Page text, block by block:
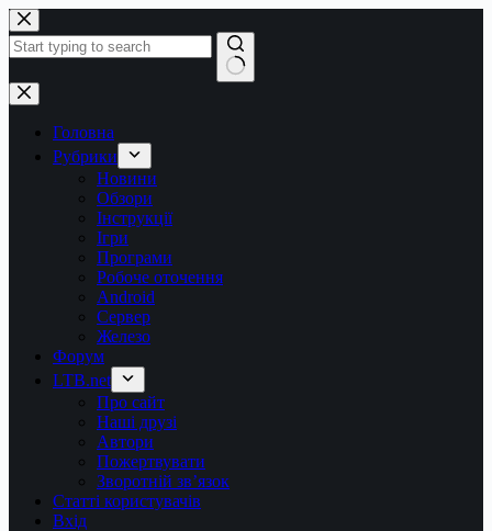
Перейти
до
вмісту
Немає
результатів
Головна
Рубрики
Новини
Обзори
Інструкції
Ігри
Програми
Робоче оточення
Android
Сервер
Железо
Форум
LTB.net
Про сайт
Наші друзі
Автори
Пожертвувати
Зворотній зв’язок
Статті користувачів
Вхід